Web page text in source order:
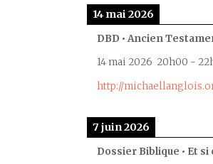
14 mai 2026
DBD • Ancien
14 mai 2026 20h00 -
http://
7 juin 2026
Dossier Biblique • Et si